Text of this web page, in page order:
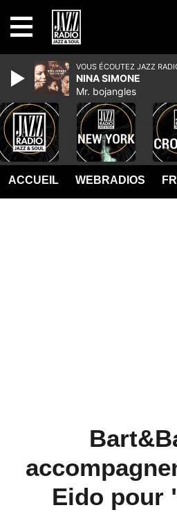
ACCUEIL WEBRADIOS
Eido pour
VOUS ÉCOUTEZ JAZZ
NINA SIMONE
Mr. bojangles